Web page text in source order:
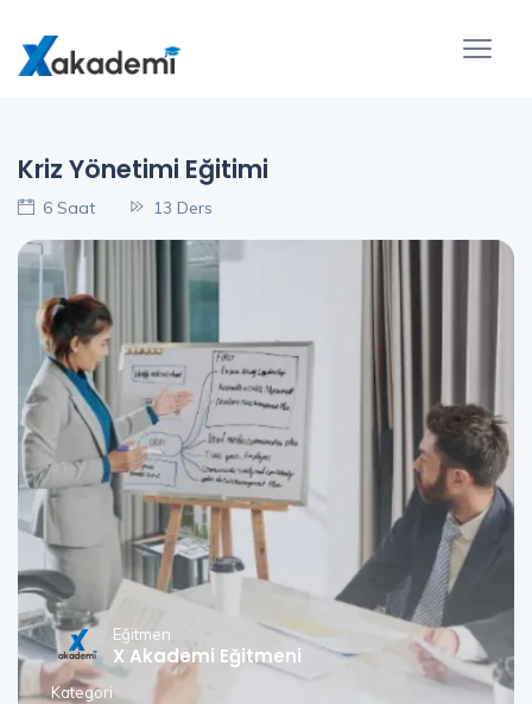
Kriz Yönetimi Eğitimi
6 Saat 13 Ders
Eğitmen
X Akademi Eğitmeni
Kategori